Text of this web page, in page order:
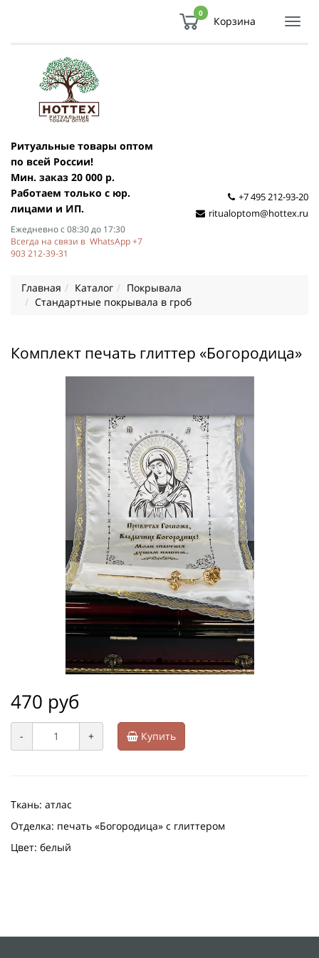
0
Корзина
Ритуальные товары оптом
по всей России!
Мин. заказ 20 000 р.
Работаем только с юр.
лицами и ИП.
Ежедневно с 08:30 до 17:30
Всегда на связи в WhatsApp +7
903 212-39-31
+7 495 212-93-20
ritualoptom@hottex.ru
Главная Каталог
Покрывала
Стандартные покрывала в гроб
Комплект печать глиттер «Богородица»
470 руб
- + Купить
Ткань: атлас
Отделка: печать «Богородица» с глиттером
Цвет: белый